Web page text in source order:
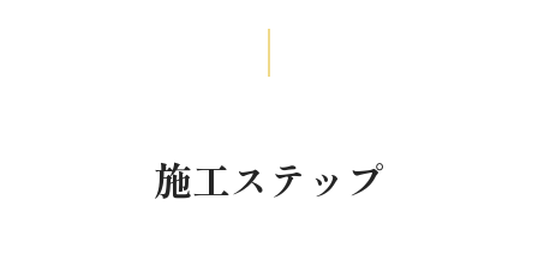
施工ステップ